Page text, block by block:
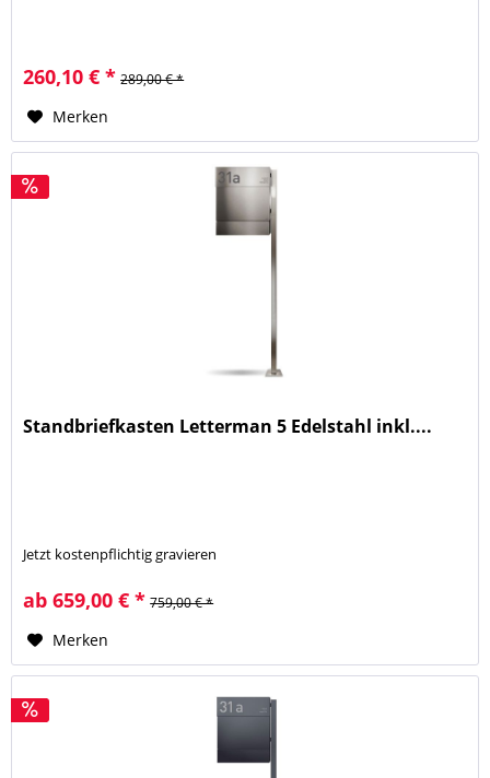
260,10 € * 289,00 € *
Merken
Standbriefkasten Letterman 5 Edelstahl inkl....
Jetzt kostenpflichtig gravieren
ab 659,00 € * 759,00 € *
Merken